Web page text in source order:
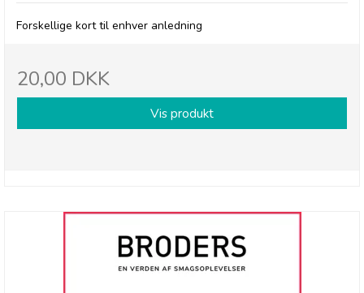
Forskellige kort til enhver anledning
20,00 DKK
Vis produkt